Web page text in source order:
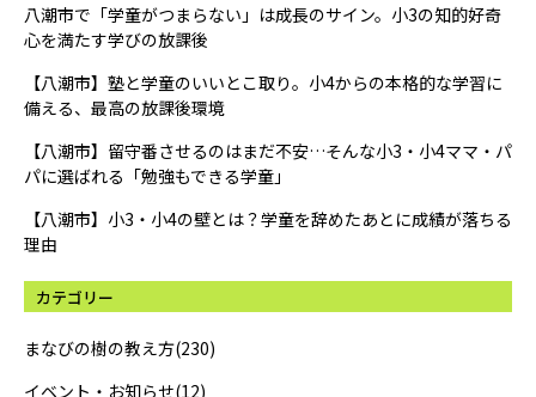
八潮市で「学童がつまらない」は成長のサイン。小3の知的好奇
心を満たす学びの放課後
【八潮市】塾と学童のいいとこ取り。小4からの本格的な学習に
備える、最高の放課後環境
【八潮市】留守番させるのはまだ不安…そんな小3・小4ママ・パ
パに選ばれる「勉強もできる学童」
【八潮市】小3・小4の壁とは？学童を辞めたあとに成績が落ちる
理由
カテゴリー
まなびの樹の教え方(230)
イベント・お知らせ(12)